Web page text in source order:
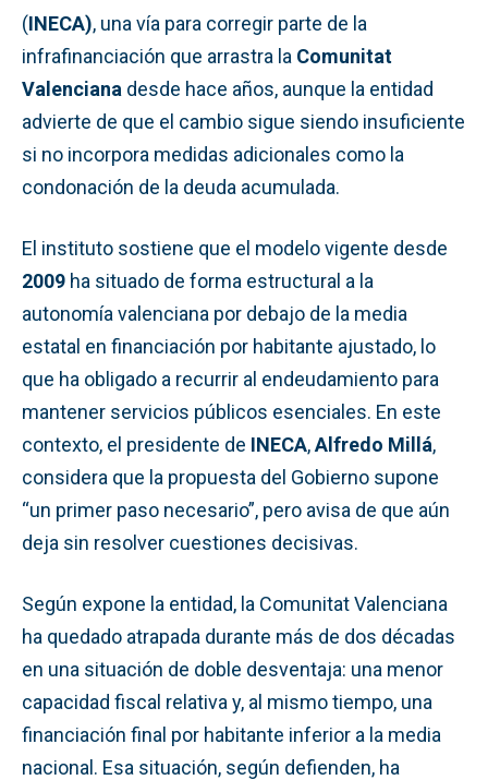
(INECA), una vía para corregir parte de la
infrafinanciación que arrastra la Comunitat
Valenciana desde hace años, aunque la entidad
advierte de que el cambio sigue siendo insuficiente
si no incorpora medidas adicionales como la
condonación de la deuda acumulada.
El instituto sostiene que el modelo vigente desde
2009 ha situado de forma estructural a la
autonomía valenciana por debajo de la media
estatal en financiación por habitante ajustado, lo
que ha obligado a recurrir al endeudamiento para
mantener servicios públicos esenciales. En este
contexto, el presidente de INECA,Alfredo Millá,
considera que la propuesta del Gobierno supone
“un primer paso necesario”, pero avisa de que aún
deja sin resolver cuestiones decisivas.
Según expone la entidad, la Comunitat Valenciana
ha quedado atrapada durante más de dos décadas
en una situación de doble desventaja: una menor
capacidad fiscal relativa y, al mismo tiempo, una
financiación final por habitante inferior a la media
nacional. Esa situación, según defienden, ha